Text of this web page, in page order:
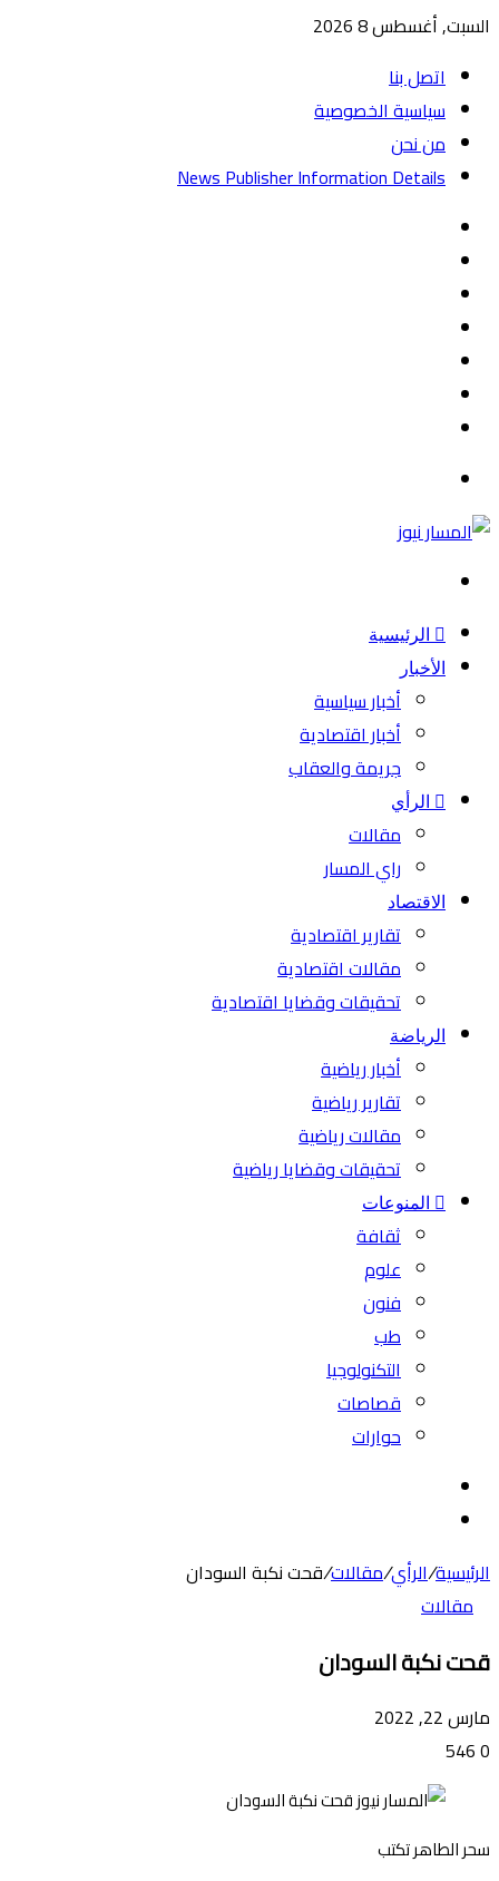
السبت, أغسطس 8 2026
اتصل بنا
سياسية الخصوصية
من نحن
News Publisher Information Details
الرئيسية
الأخبار
أخبار سياسية
أخبار اقتصادية
جريمة والعقاب
الرأي
مقالات
راي المسار
الاقتصاد
تقارير اقتصادية
مقالات اقتصادية
تحقيقات وقضايا اقتصادية
الرياضة
أخبار رياضية
تقارير رياضية
مقالات رياضية
تحقيقات وقضايا رياضية
المنوعات
ثقافة
علوم
فنون
طب
التكنولوجيا
قصاصات
حوارات
المظلم
الرئيسية/الرأي/مقالات/قحت نكبة السودان
مقالات
قحت نكبة السودان
مارس 22, 2022
0
سحر الطاهر تكتب